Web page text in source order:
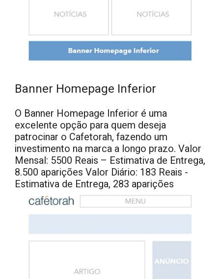
Banner Homepage Inferior
O Banner Homepage Inferior é uma
excelente opção para quem deseja
patrocinar o Cafetorah, fazendo um
investimento na marca a longo prazo. Valor
Mensal: 5500 Reais – Estimativa de Entrega,
8.500 aparições Valor Diário: 183 Reais -
Estimativa de Entrega, 283 aparições